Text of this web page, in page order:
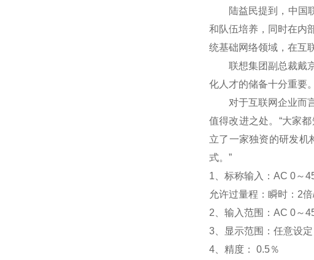
陆益民提到，中国联
和队伍培养，同时在内
统基础网络领域，在互
联想集团副总裁戴京
化人才的储备十分重要
对于互联网企业而言
值得改进之处。“大家
立了一家独资的研发机
式。”
1 、标称输入：AC 0～
允许过量程：瞬时：2
2 、输入范围：AC 0～
3
显示范围： 任意设定
4 、精度： 0.5％